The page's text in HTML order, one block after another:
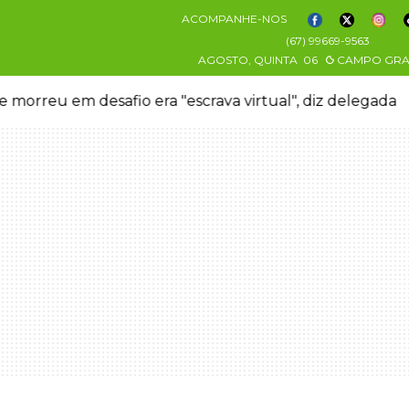
ACOMPANHE-NOS
(67) 99669-9563
AGOSTO, QUINTA 06 CAMPO
morreu em desafio era "escrava virtual", diz delegada